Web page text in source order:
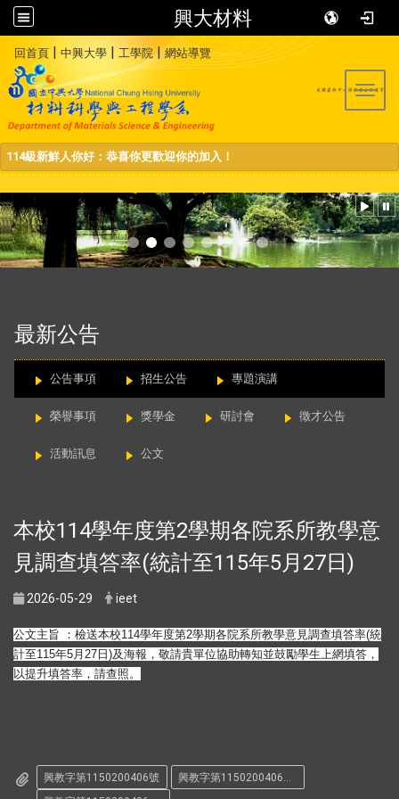
興大材料
回首頁 | 中興大學 | 工學院|網站導覽
114級新鮮人你好：恭喜你更歡迎你的加入！
最新公告
公告事項 招生公告 專題演講
榮譽事項 獎學金 研討會 徵才公告
活動訊息 公文
本校114學年度第2學期各院系所教學意
見調查填答率(統計至115年5月27日)
2026-05-29 ieet
公文主旨 ：檢送本校114學年度第2學期各院系所教學意見調查填答率(統
計至115年5月27日)及海報， 敬請貴單位協助轉知並鼓勵學生上網填答，
以提升填答率，請查照。
興教字第1150200406號